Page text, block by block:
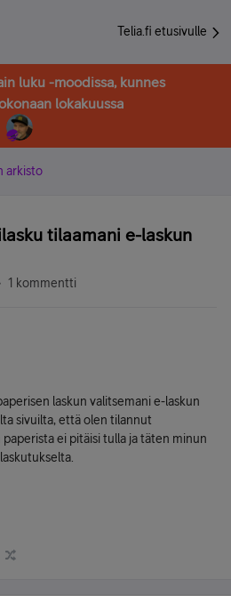
Telia.fi etusivulle
luku -moodissa, kunnes
lokakuussa
arkisto
tilaamani e-laskun
1 kommentti
laskun valitsemani e-laskun
sivuilta, että olen tilannut
paperista ei pitäisi tulla ja täten minun